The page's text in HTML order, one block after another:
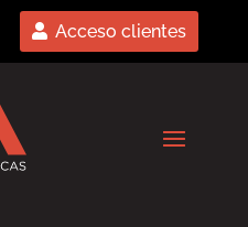
Acceso clientes